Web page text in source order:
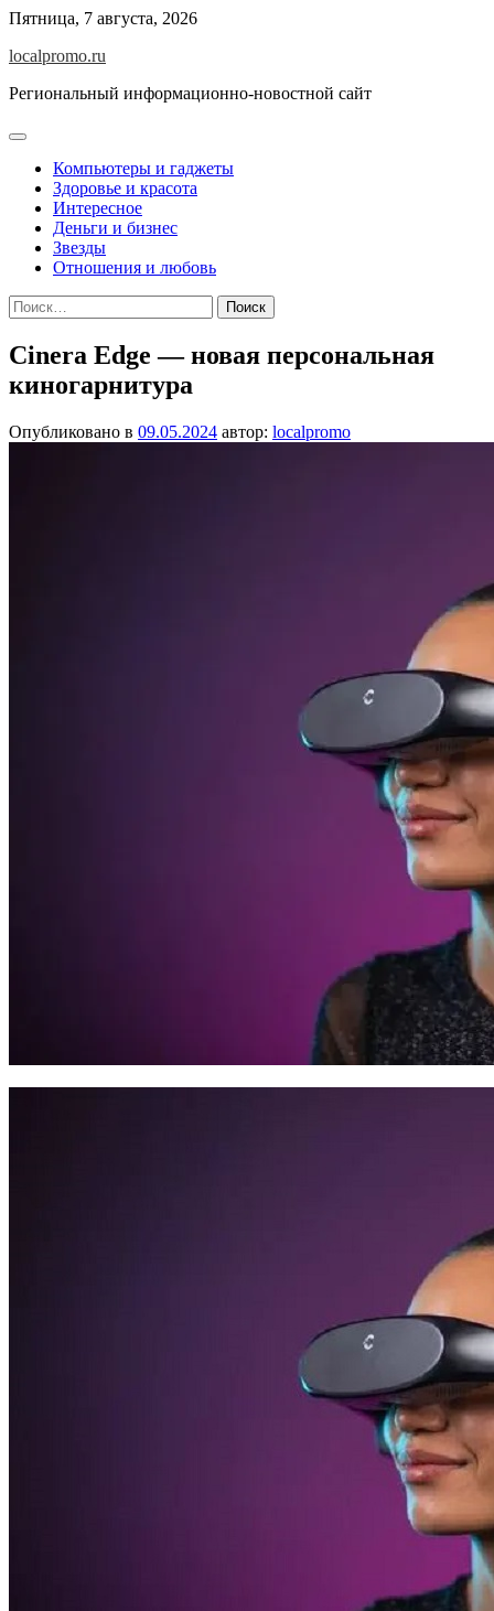
Перейти
содержимому
Пятница, 7 августа, 2026
localpromo.ru
Региональный информационно-новостной сайт
Компьютеры и гаджеты
Здоровье и красота
Интересное
Деньги и бизнес
Звезды
Отношения и любовь
Найти:
Cinera Edge — новая персональная
киногарнитура
Опубликовано в 09.05.2024 автор: localpromo